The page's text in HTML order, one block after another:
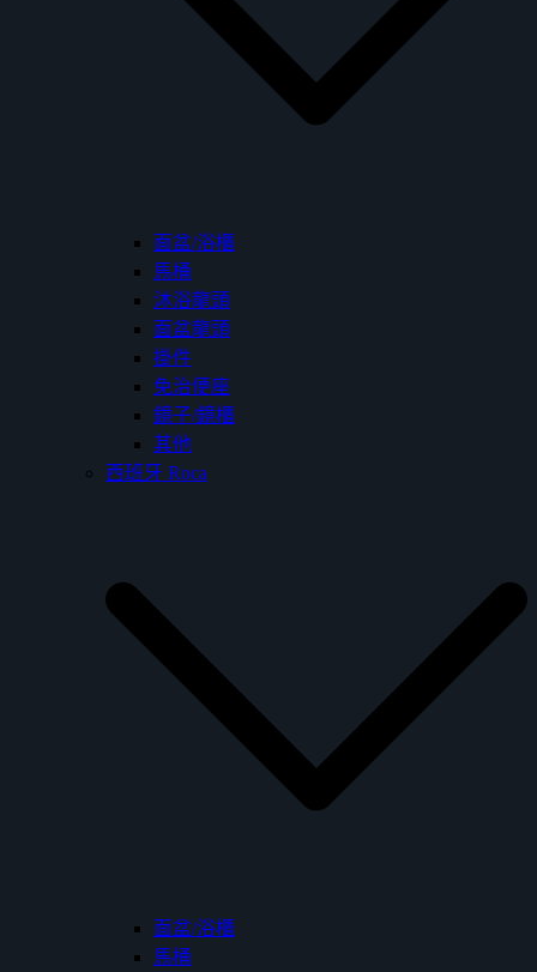
面盆/浴櫃
馬桶
沐浴龍頭
面盆龍頭
掛件
免治便座
鏡子/鏡櫃
其他
西班牙 Roca
面盆/浴櫃
馬桶